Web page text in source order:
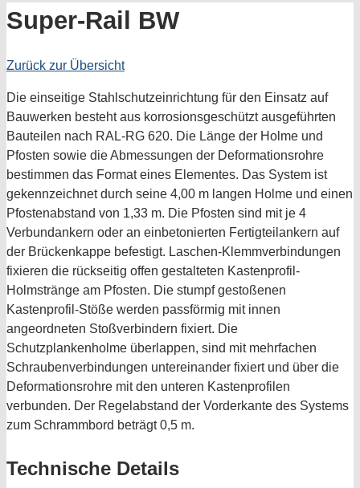
Super-Rail BW
Zurück zur Übersicht
Die einseitige Stahlschutzeinrichtung für den Einsatz auf
Bauwerken besteht aus korrosionsgeschützt ausgeführten
Bauteilen nach RAL-RG 620. Die Länge der Holme und
Pfosten sowie die Abmessungen der Deformationsrohre
bestimmen das Format eines Elementes. Das System ist
gekennzeichnet durch seine 4,00 m langen Holme und einen
Pfostenabstand von 1,33 m. Die Pfosten sind mit je 4
Verbundankern oder an einbetonierten Fertigteilankern auf
der Brückenkappe befestigt. Laschen-Klemmverbindungen
fixieren die rückseitig offen gestalteten Kastenprofil-
Holmstränge am Pfosten. Die stumpf gestoßenen
Kastenprofil-Stöße werden passförmig mit innen
angeordneten Stoßverbindern fixiert. Die
Schutzplankenholme überlappen, sind mit mehrfachen
Schraubenverbindungen untereinander fixiert und über die
Deformationsrohre mit den unteren Kastenprofilen
verbunden. Der Regelabstand der Vorderkante des Systems
zum Schrammbord beträgt 0,5 m.
Technische Details